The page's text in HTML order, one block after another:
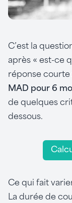
C’est la
après « est-ce
réponse courte
MAD pour 6
de quelques
dessous.
Ce qui fait
La durée de